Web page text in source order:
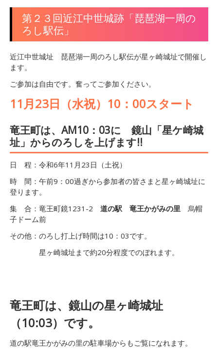
第２３回近江中世城跡「琵琶湖一周の
ろし駅伝」
近江中世城址 琵琶湖一周のろし駅伝が星ヶ崎城址で開催し
ます。
ご参加は自由です。奮ってご参加ください。
11月23日（水祝）10：00スタート
竜王町は、AM10：03に 鏡山「星ケ崎城
址」からのろしを上げます!!
日 程：令和6年11月23日（土祝）
時 間：午前9：00過ぎから参加者の皆さまと星ヶ崎城址に
登ります。
集 合：竜王町鏡1231-2 道の駅 竜王かがみの里 烏帽
子ドーム前
その他：のろし打上げ時間は10：03です。
星ヶ崎城址まで約20分程度でのぼれます。
竜王町は、鏡山の星ヶ崎城址
（10:03）です。
道の駅竜王かがみの里の駐車場からもご覧になれます。